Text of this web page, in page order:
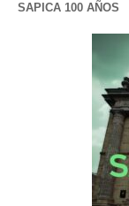
SAPICA 100 AÑOS